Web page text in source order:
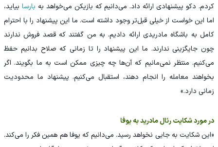
کردم. دکو پیشنهادی ارائه داد. می‌دانیم که بازیکن می‌خواهد به بارسا بیاید،
اما این خواست از خیلی قبل‌تر وجود داشته است. ما این پیشنهاد را با احترام
کامل به باشگاه مادریدی ارائه دادیم. به من گفتند که قصد فروش ندارند
چون جایگزینی ندارند. ما این پیشنهاد را تا زمانی که صلاح بدانیم حفظ
می‌کنیم. منتظر نمی‌مانیم که آن‌ها چه چیزی ممکن است به ما بگویند. اگر
بخواهند معامله را انجام دهند، استقبال می‌کنیم. پیشنهاد ما محدودیت
زمانی دارد.»
در مورد شکایت رئال مادرید به یوفا
«این شکایت به جایی نخواهد رسید. می‌دانیم که یوفا هم همین فکر را می‌کند.